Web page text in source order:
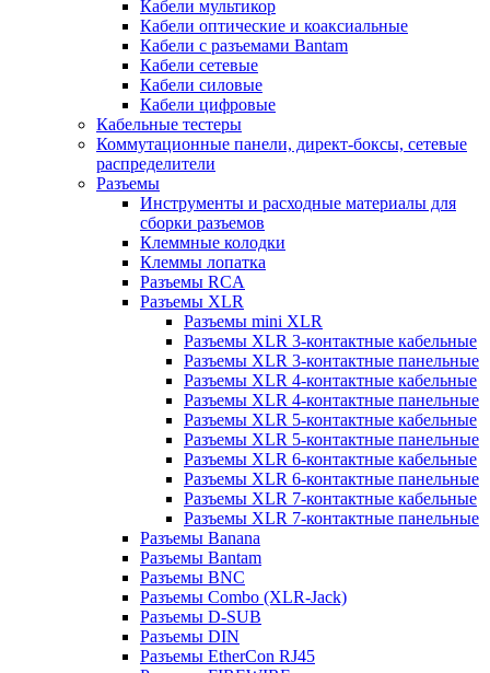
Кабели мультикор
Кабели оптические и коаксиальные
Кабели с разъемами Bantam
Кабели сетевые
Кабели силовые
Кабели цифровые
Кабельные тестеры
Коммутационные панели, директ-боксы, сетевые
распределители
Разъемы
Инструменты и расходные материалы для
сборки разъемов
Клеммные колодки
Клеммы лопатка
Разъемы RCA
Разъемы XLR
Разъемы mini XLR
Разъемы XLR 3-контактные кабельные
Разъемы XLR 3-контактные панельные
Разъемы XLR 4-контактные кабельные
Разъемы XLR 4-контактные панельные
Разъемы XLR 5-контактные кабельные
Разъемы XLR 5-контактные панельные
Разъемы XLR 6-контактные кабельные
Разъемы XLR 6-контактные панельные
Разъемы XLR 7-контактные кабельные
Разъемы XLR 7-контактные панельные
Разъемы Banana
Разъемы Bantam
Разъемы BNC
Разъемы Combo (XLR-Jack)
Разъемы D-SUB
Разъемы DIN
Разъемы EtherCon RJ45